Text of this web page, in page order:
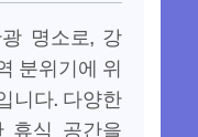
명소로, 강
분위기에 위
니다. 다양한
휴식 공간을